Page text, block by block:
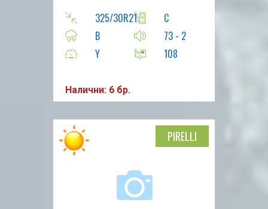
325/30R21
C
B
73 - 2
Y
108
Налични: 6 бр.
PIRELLI